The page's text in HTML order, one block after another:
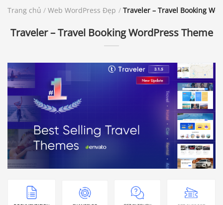
Trang chủ / Web WordPress Đẹp / Traveler – Travel Booking
Traveler – Travel Booking WordPress Theme